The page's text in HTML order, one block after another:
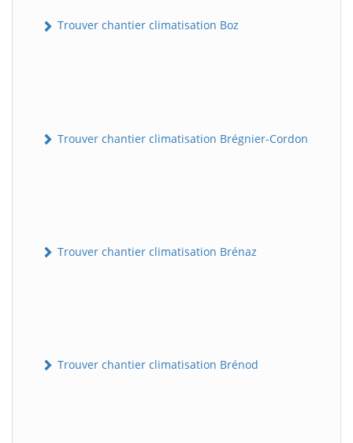
Trouver chantier climatisation Boz
Trouver chantier climatisation Brégnier-Cordon
Trouver chantier climatisation Brénaz
Trouver chantier climatisation Brénod